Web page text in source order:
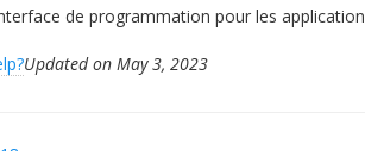
de programmation pour les
Updated on May 3, 2023